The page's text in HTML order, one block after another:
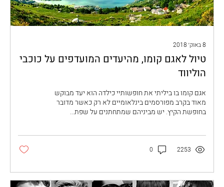
8 באוק׳ 2018
טיול לאגם קומו, מהיעדים המועדפים על כוכבי
הוליווד
אגם קומו בו ביליתי את חופשותיי כילדה הוא יעד מבוקש
מאוד בקרב מפורסמים בינלאומיים לא רק כאשר מדובר
בחופשת הקיץ. יש מביניהם שמתחתנים על שפת...
2253
0